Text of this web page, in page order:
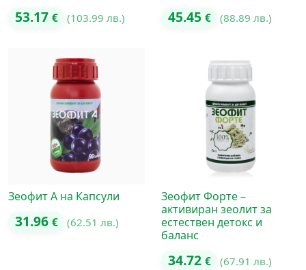
Оценено с
53.17 € (103.99 лв.) 45.45 € (88.89 лв.)
Зеофит А на Капсули
31.96 € (62.51 лв.)
Зеофит Форте –
активиран зеолит за
естествен детокс и
баланс
34.72 € (67.91 лв.)